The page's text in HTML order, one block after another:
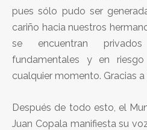
pues sólo pudo ser
cariño hacia nuestros
se encuentran
fundamentales y en
cualquier momento. Gracias
Después de todo esto, el
Juan Copala manifiesta su